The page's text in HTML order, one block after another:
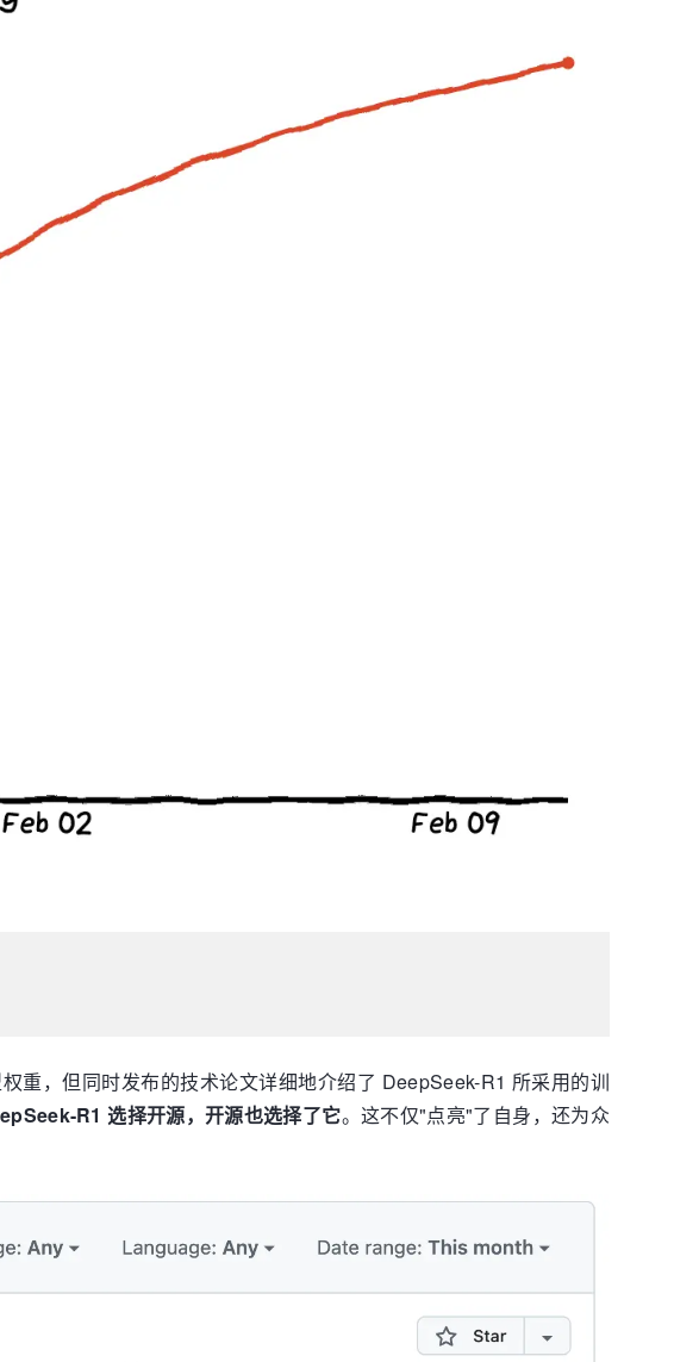
重，但同时发布的技术论文详细地介绍了 DeepSeek-R1 所采用的训
R1 选择开源，开源也选择了它。这不仅"点亮"了自身，还为众